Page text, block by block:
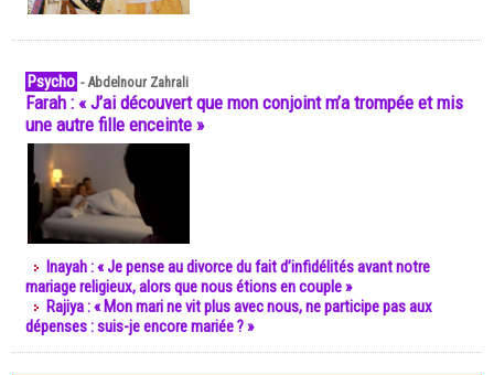
Psycho -Abdelnour Zahrali
Farah : « J’ai découvert que mon conjoint m’a trompée et mis
une autre fille enceinte »
Inayah : « Je pense au divorce du fait d’infidélités avant notre
mariage religieux, alors que nous étions en couple »
Rajiya : « Mon mari ne vit plus avec nous, ne participe pas aux
dépenses : suis-je encore mariée ? »